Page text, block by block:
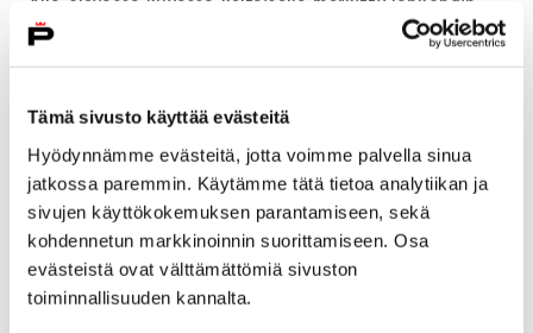
Tämä sivusto käyttää evästeitä
Hyödynnämme evästeitä, jotta voimme palvella sinua
jatkossa paremmin. Käytämme tätä tietoa analytiikan ja
sivujen käyttökokemuksen parantamiseen, sekä
kohdennetun markkinoinnin suorittamiseen. Osa
evästeistä ovat välttämättömiä sivuston
toiminnallisuuden kannalta.
suurpiirteinen sijainti.